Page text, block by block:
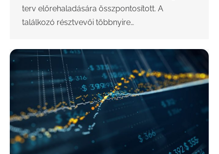
terv előrehaladására összpontosított. A
találkozó résztvevői többnyire…